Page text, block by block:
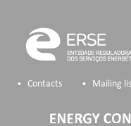
Contacts Mailing